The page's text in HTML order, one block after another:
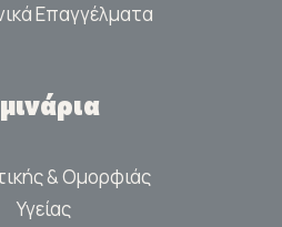
Επαγγέλματα
& Ομορφιάς
Υγείας